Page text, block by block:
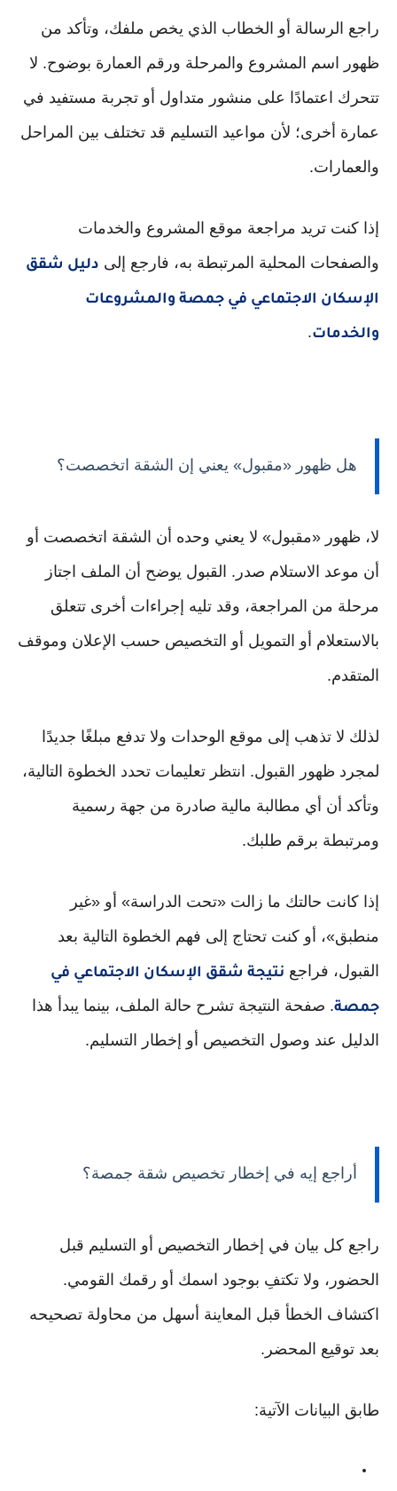
راجع الرسالة أو الخطاب الذي يخص ملفك، وتأكد من
ظهور اسم المشروع والمرحلة ورقم العمارة بوضوح. لا
تتحرك اعتمادًا على منشور متداول أو تجربة مستفيد في
عمارة أخرى؛ لأن مواعيد التسليم قد تختلف بين المراحل
والعمارات.
إذا كنت تريد مراجعة موقع المشروع والخدمات
والصفحات المحلية المرتبطة به، فارجع إلى دليل شقق
الإسكان الاجتماعي في جمصة والمشروعات
والخدمات.
هل ظهور «مقبول» يعني إن الشقة اتخصصت؟
لا، ظهور «مقبول» لا يعني وحده أن الشقة اتخصصت أو
أن موعد الاستلام صدر. القبول يوضح أن الملف اجتاز
مرحلة من المراجعة، وقد تليه إجراءات أخرى تتعلق
بالاستعلام أو التمويل أو التخصيص حسب الإعلان وموقف
المتقدم.
لذلك لا تذهب إلى موقع الوحدات ولا تدفع مبلغًا جديدًا
لمجرد ظهور القبول. انتظر تعليمات تحدد الخطوة التالية،
وتأكد أن أي مطالبة مالية صادرة من جهة رسمية
ومرتبطة برقم طلبك.
إذا كانت حالتك ما زالت «تحت الدراسة» أو «غير
منطبق»، أو كنت تحتاج إلى فهم الخطوة التالية بعد
القبول، فراجع نتيجة شقق الإسكان الاجتماعي في
جمصة. صفحة النتيجة تشرح حالة الملف، بينما يبدأ هذا
الدليل عند وصول التخصيص أو إخطار التسليم.
أراجع إيه في إخطار تخصيص شقة جمصة؟
راجع كل بيان في إخطار التخصيص أو التسليم قبل
الحضور، ولا تكتفِ بوجود اسمك أو رقمك القومي.
اكتشاف الخطأ قبل المعاينة أسهل من محاولة تصحيحه
بعد توقيع المحضر.
طابق البيانات الآتية: